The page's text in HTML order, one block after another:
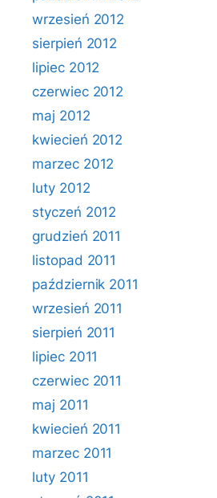
wrzesień 2012
sierpień 2012
lipiec 2012
czerwiec 2012
maj 2012
kwiecień 2012
marzec 2012
luty 2012
styczeń 2012
grudzień 2011
listopad 2011
październik 2011
wrzesień 2011
sierpień 2011
lipiec 2011
czerwiec 2011
maj 2011
kwiecień 2011
marzec 2011
luty 2011